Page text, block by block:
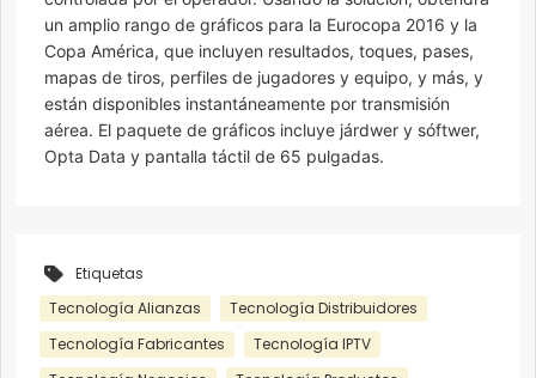
un amplio rango de gráficos para la Eurocopa 2016 y la
Copa América, que incluyen resultados, toques, pases,
mapas de tiros, perfiles de jugadores y equipo, y más, y
están disponibles instantáneamente por transmisión
aérea. El paquete de gráficos incluye járdwer y sóftwer,
Opta Data y pantalla táctil de 65 pulgadas.
Etiquetas
Tecnología Alianzas
Tecnología Distribuidores
Tecnología Fabricantes
Tecnología IPTV